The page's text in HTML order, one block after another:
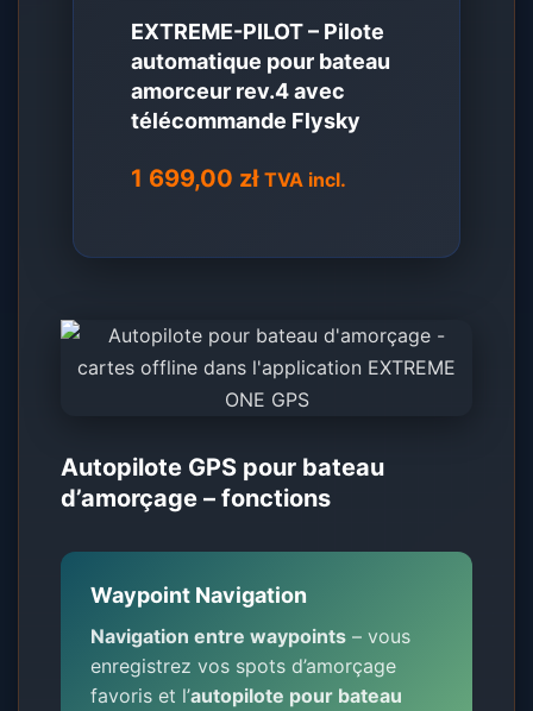
EXTREME-PILOT – Pilote
automatique pour bateau
amorceur rev.4 avec
télécommande Flysky
1 699,00 zł TVA incl.
Autopilote GPS pour bateau
d’amorçage – fonctions
Waypoint Navigation
Navigation entre waypoints – vous
enregistrez vos spots d’amorçage
favoris et l’autopilote pour bateau